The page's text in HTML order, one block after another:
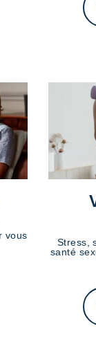
vous
Stress,
santé